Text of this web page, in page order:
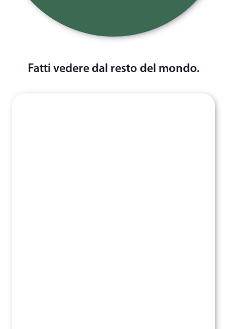
Fatti vedere dal resto del mondo.